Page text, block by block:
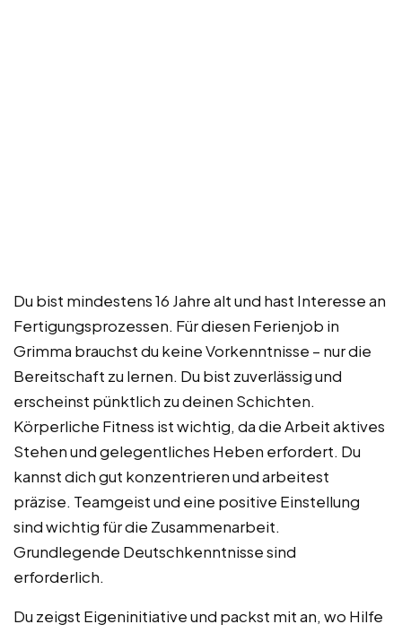
Du bist mindestens 16 Jahre alt und hast Interesse an
Fertigungsprozessen. Für diesen Ferienjob in
Grimma brauchst du keine Vorkenntnisse – nur die
Bereitschaft zu lernen. Du bist zuverlässig und
erscheinst pünktlich zu deinen Schichten.
Körperliche Fitness ist wichtig, da die Arbeit aktives
Stehen und gelegentliches Heben erfordert. Du
kannst dich gut konzentrieren und arbeitest
präzise. Teamgeist und eine positive Einstellung
sind wichtig für die Zusammenarbeit.
Grundlegende Deutschkenntnisse sind
erforderlich.
Du zeigst Eigeninitiative und packst mit an, wo Hilfe